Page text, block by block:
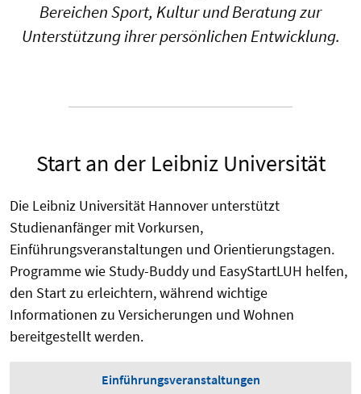
Bereichen Sport, Kultur und Beratung zur
Unterstützung ihrer persönlichen Entwicklung.
Start an der Leibniz Universität
Die Leibniz Universität Hannover unterstützt
Studienanfänger mit Vorkursen,
Einführungsveranstaltungen und Orientierungstagen.
Programme wie Study-Buddy und EasyStartLUH helfen,
den Start zu erleichtern, während wichtige
Informationen zu Versicherungen und Wohnen
bereitgestellt werden.
Einführungsveranstaltungen